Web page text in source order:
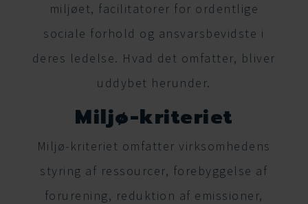
miljøet, facilitatorer for ordentlige
sociale forhold og ansvarsbevidste i
deres ledelse. Hvad det omfatter, bliver
uddybet herunder.
Miljø-kriteriet
Miljø-kriteriet omfatter virksomhedens
styring af ressourcer, forebyggelse af
forurening, reduktion af emissioner,